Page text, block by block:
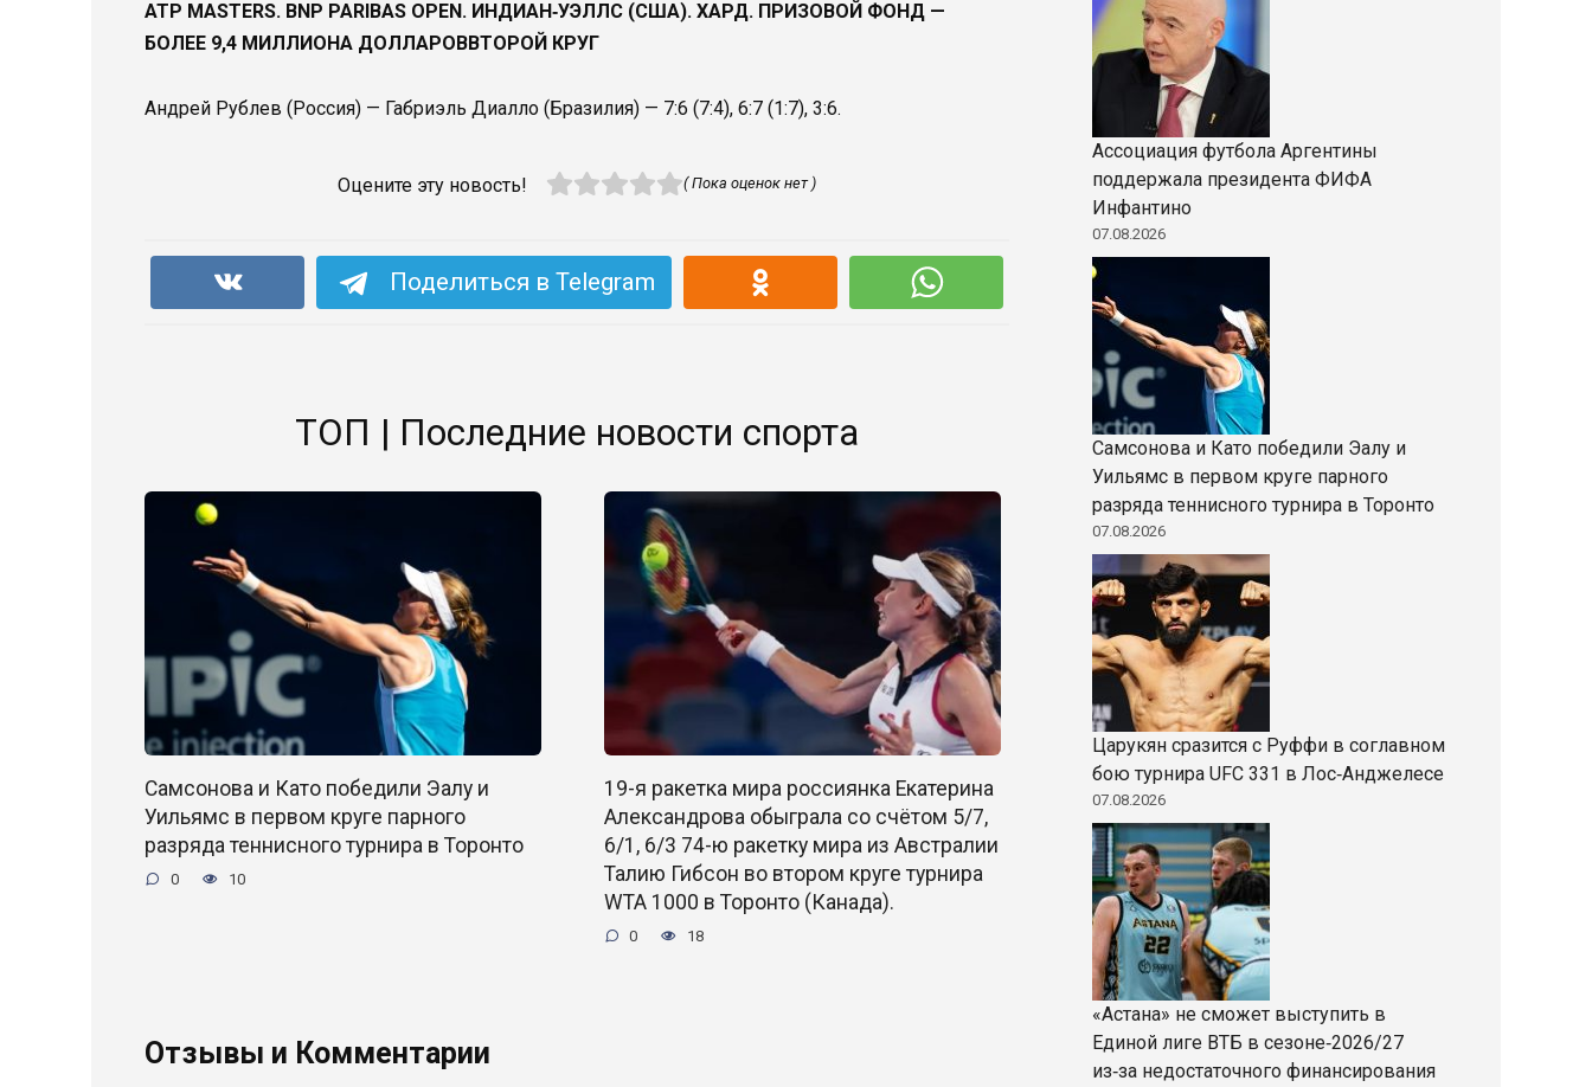
ATP MASTERS. BNP PARIBAS OPEN. ИНДИАН‑УЭЛЛС (США). ХАРД. ПРИЗОВОЙ ФОНД —
БОЛЕЕ 9,4 МИЛЛИОНА ДОЛЛАРОВВТОРОЙ КРУГ
Андрей Рублев (Россия) — Габриэль Диалло (Бразилия) — 7:6 (7:4), 6:7 (1:7), 3:6.
Оцените эту новость! ( Пока оценок нет )
Поделиться в Telegram
ТОП | Последние новости спорта
Самсонова и Като победили Эалу и
Уильямс в первом круге парного
разряда теннисного турнира в Торонто
0 10
19-я ракетка мира россиянка Екатерина
Александрова обыграла со счётом 5/7,
6/1, 6/3 74-ю ракетку мира из Австралии
Талию Гибсон во втором круге турнира
WTA 1000 в Торонто (Канада).
0 18
Отзывы и Комментарии
Ассоциация футбола Аргентины
поддержала президента ФИФА
Инфантино
07.08.2026
Самсонова и Като победили Эалу и
Уильямс в первом круге парного
разряда теннисного турнира в Торонто
07.08.2026
Царукян сразится с Руффи в соглавном
бою турнира UFC 331 в Лос‑Анджелесе
07.08.2026
«Астана» не сможет выступить в
Единой лиге ВТБ в сезоне‑2026/27
из‑за недостаточного финансирования